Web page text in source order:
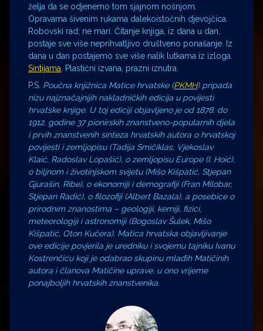
želja da se odjenemo tom sjajnom nošnjom.
Opravama šivenim rukama dalekoistočnih djevojčica.
Robovski rad; ne mari. Čitanje knjiga, iz dana u dan,
postaje sve više neprihvatljivo društveno ponašanje. Iz
dana u dan postajemo sve više nalik lutkama iz izloga.
Sintijama . Plastični izvana, prazni iznutra.
P.S. Poučna knjižnica Matice hrvatske (PKMH) pripada
nizu najznačajnijih nakladničkih edicija u povijesti
hrvatske knjige. U toj ediciji objavljeno je od 1878. do
1912. godine 37 pionirskih znanstveno-popularnih djela
i prvih znanstvenih sinteza hrvatskih autora o hrvatskoj
povijesti i zemljopisu (Tadija Smičiklas, Vjekoslav
Klaić, Radoslav Lopašić), o zemljopisu Europe (I. Hoić),
o biljnom i životinjskom svijetu (Mišo Kišpatić, Stjepan
Gjurašin, Ribe), o ekonomiji i demografiji (Fran Milobar,
Stjepan Radić), o filozofiji (Albert Bazala), a posebice o
prirodnim znanostima – geologiji, kemiji, fizici,
meteorologiji i astronomiji (Bogoslav Šulek, Mišo
Kišpatić, Oton Kučera). Matica hrvatska objavljivanje
ove edicije povjerila je uredniku i svojemu tajniku Ivanu
Kostrenčiću koji je odabrao skupinu mlađih Matičinih
autora i članova Matičine uprave, u ono vrijeme
ponajboljih hrvatskih znanstvenika.